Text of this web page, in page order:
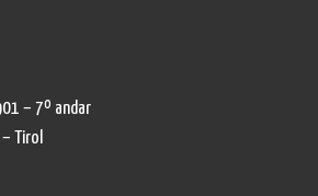
– 7º andar
Tirol